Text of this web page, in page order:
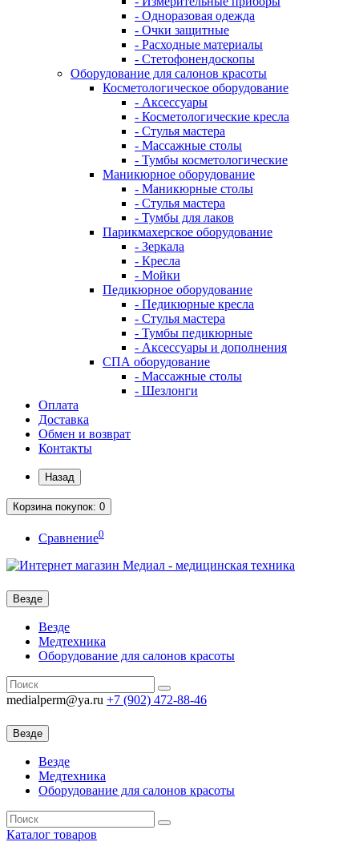
- Одноразовая одежда
- Очки защитные
- Расходные материалы
- Стетофонендоскопы
Оборудование для салонов красоты
Косметологическое оборудование
- Аксессуары
- Косметологические кресла
- Стулья мастера
- Массажные столы
- Тумбы косметологические
Маникюрное оборудование
- Маникюрные столы
- Стулья мастера
- Тумбы для лаков
Парикмахерское оборудование
- Зеркала
- Кресла
- Мойки
Педикюрное оборудование
- Педикюрные кресла
- Стулья мастера
- Тумбы педикюрные
- Аксессуары и дополнения
СПА оборудование
- Массажные столы
- Шезлонги
Оплата
Доставка
Обмен и возврат
Контакты
Назад
Корзинапокупок: 0
Сравнение0
Везде
Везде
Медтехника
Оборудование для салонов красоты
medialperm@ya.ru +7 (902) 472-88-46
Везде
Везде
Медтехника
Оборудование для салонов красоты
Каталог товаров